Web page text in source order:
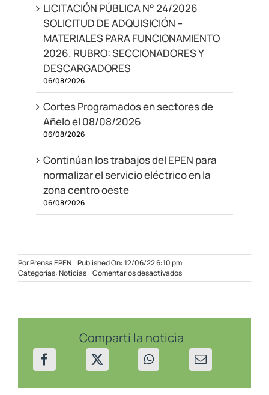
LICITACIÓN PÚBLICA N° 24/2026
SOLICITUD DE ADQUISICIÓN –
MATERIALES PARA FUNCIONAMIENTO
2026. RUBRO: SECCIONADORES Y
DESCARGADORES
06/08/2026
Cortes Programados en sectores de
Añelo el 08/08/2026
06/08/2026
Continúan los trabajos del EPEN para
normalizar el servicio eléctrico en la
zona centro oeste
06/08/2026
PorPrensa EPEN Published On: 12/06/22 6:10 pm
Categorías:Noticias Comentarios desactivadosen
Inversión
la
calidad
servicio
Compartí la noticia